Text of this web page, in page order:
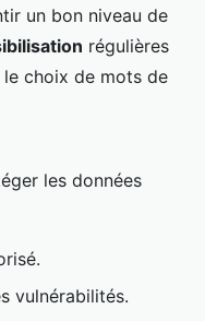
un bon niveau de
régulières
le choix de mots de
les données
vulnérabilités.